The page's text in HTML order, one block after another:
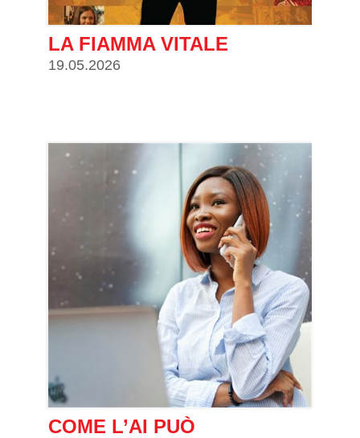
LA FIAMMA VITALE
19.05.2026
COME L’AI PUÒ